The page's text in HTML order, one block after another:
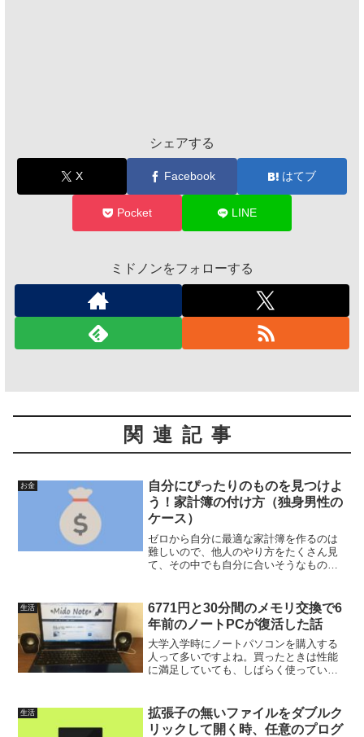
シェアする
X Facebook はてブ
Pocket LINE
ミドノンをフォローする
関連記事
お金
自分にぴったりのものを見つけよ
う！家計簿の付け方（独身男性の
ケース）
ゼロから自分に最適な家計簿を作るのは
難しいので、他人のやり方をたくさん見
て、その中でも自分に合いそうなものを
生活
6771円と30分間のメモリ交換で6
年前のノートPCが復活した話
大学入学時にノートパソコンを購入する
人って多いですよね。買ったときは性能
に満足していても、しばらく使っている
よね。そんな人に「メモリ交換（増
設）」をオススメします。
生活
拡張子の無いファイルをダブルク
リックして開く時、任意のプログ